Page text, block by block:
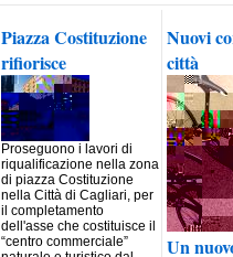
Piazza Costituzione
rifiorisce
Proseguono i lavori di
riqualificazione nella zona
di piazza Costituzione
nella Città di Cagliari, per
il completamento
dell'asse che costituisce il
“centro commerciale”
Nuovi
città
Un